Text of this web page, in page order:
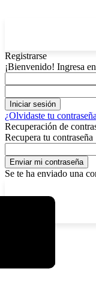
Registrarse
¡Bienvenido! Ingresa
¿Olvidaste tu
Recuperación de
Recupera tu contraseña
Se te ha enviado una